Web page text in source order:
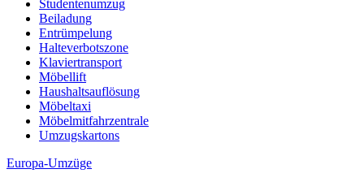
Studentenumzug
Beiladung
Entrümpelung
Halteverbotszone
Klaviertransport
Möbellift
Haushaltsauflösung
Möbeltaxi
Möbelmitfahrzentrale
Umzugskartons
Europa-Umzüge